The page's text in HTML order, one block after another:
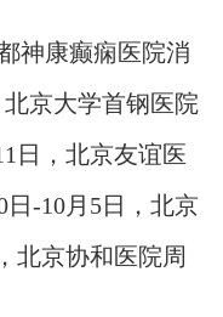
神康癫痫医院消
北京大学首钢医院
，破解癫痫疑难
日，北京友谊医
，破解癫痫难
日-10月5日，北京
诊+癫痫大额救
北京协和医院周